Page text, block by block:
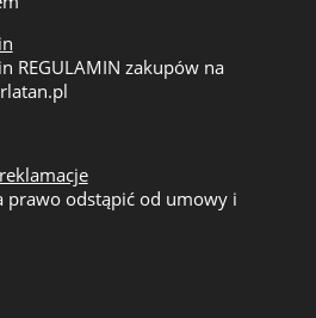
REGULAMIN zakupów na
prawo odstąpić od umowy i